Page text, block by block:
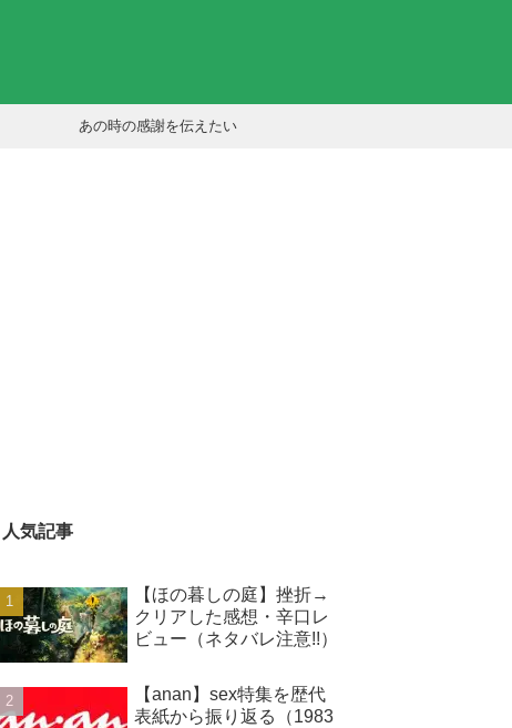
あの時の感謝を伝えたい
人気記事
【ほの暮しの庭】挫折→
クリアした感想・辛口レ
ビュー（ネタバレ注意!!）
【anan】sex特集を歴代
表紙から振り返る（1983